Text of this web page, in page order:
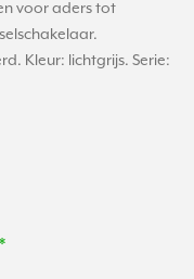
voor aders tot
Kleur: lichtgrijs. Serie: